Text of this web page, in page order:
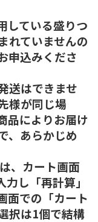
している盛りつ
れていませんの
申込みくださ
送はできませ
様が同じ場
品によりお届け
、あらかじめ
、カート画面
し「再計算」
面での「カート
択は1個で結構